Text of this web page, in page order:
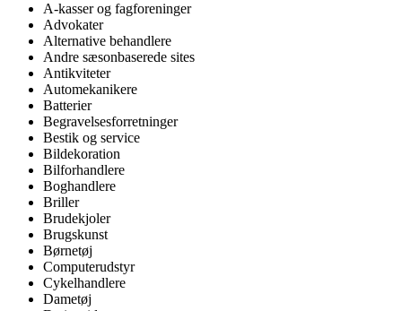
A-kasser og fagforeninger
Advokater
Alternative behandlere
Andre sæsonbaserede sites
Antikviteter
Automekanikere
Batterier
Begravelsesforretninger
Bestik og service
Bildekoration
Bilforhandlere
Boghandlere
Briller
Brudekjoler
Brugskunst
Børnetøj
Computerudstyr
Cykelhandlere
Dametøj